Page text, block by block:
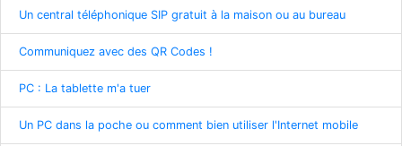
Un central téléphonique SIP gratuit à la maison ou au bureau
Communiquez avec des QR Codes !
PC : La tablette m'a tuer
Un PC dans la poche ou comment bien utiliser l'Internet mobile